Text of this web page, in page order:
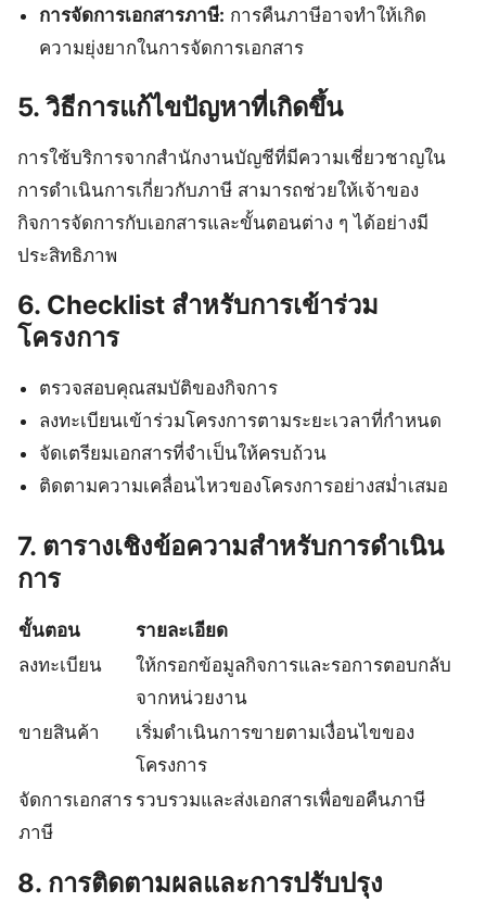
การจัดการเอกสารภาษี: การคืนภาษีอาจทำให้เกิด
ความยุ่งยากในการจัดการเอกสาร
5. วิธีการแก้ไขปัญหาที่เกิดขึ้น
การใช้บริการจากสำนักงานบัญชีที่มีความเชี่ยวชาญใน
การดำเนินการเกี่ยวกับภาษี สามารถช่วยให้เจ้าของ
กิจการจัดการกับเอกสารและขั้นตอนต่าง ๆ ได้อย่างมี
ประสิทธิภาพ
6. Checklist สำหรับการเข้าร่วม
โครงการ
ตรวจสอบคุณสมบัติของกิจการ
ลงทะเบียนเข้าร่วมโครงการตามระยะเวลาที่กำหนด
จัดเตรียมเอกสารที่จำเป็นให้ครบถ้วน
ติดตามความเคลื่อนไหวของโครงการอย่างสม่ำเสมอ
7. ตารางเชิงข้อความสำหรับการดำเนิน
การ
ขั้นตอน
รายละเอียด
ลงทะเบียน
ให้กรอกข้อมูลกิจการและรอการตอบกลับ
จากหน่วยงาน
ขายสินค้า
เริ่มดำเนินการขายตามเงื่อนไขของ
โครงการ
จัดการเอกสาร
ภาษี
รวบรวมและส่งเอกสารเพื่อขอคืนภาษี
8. การติดตามผลและการปรับปรุง